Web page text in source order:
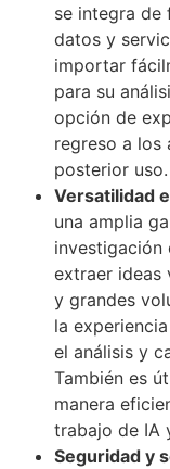
se integra de
datos y
importar
para su
opción de
regreso a los
posterior uso.
Versatilidad
una amplia
investigación
extraer ideas
y grandes
la
el análisis y
También es
manera
trabajo de IA
Seguridad y